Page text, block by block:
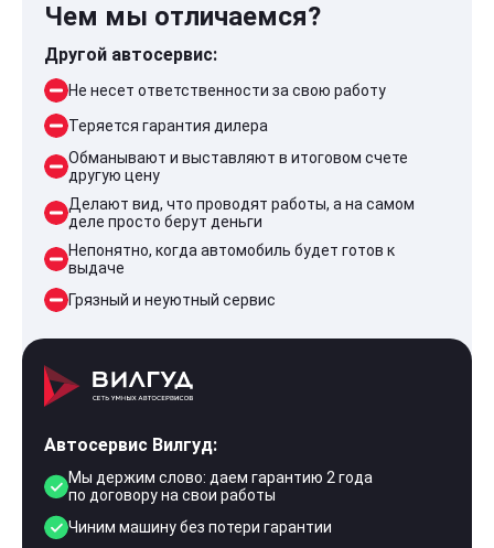
Чем мы отличаемся?
Другой автосервис:
Не несет ответственности за свою работу
Теряется гарантия дилера
Обманывают и выставляют в итоговом счете
другую цену
Делают вид, что проводят работы, а на самом
деле просто берут деньги
Непонятно, когда автомобиль будет готов к
выдаче
Грязный и неуютный сервис
Автосервис Вилгуд:
Мы держим слово: даем гарантию 2 года
по договору на свои работы
Чиним машину без потери гарантии